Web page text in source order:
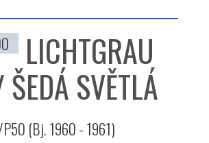
SEDMILHÁŘI
ARCHIV
KONTAKT
LICHTGRAU
SVĚTLÁ
(Bj. 1960 - 1961)